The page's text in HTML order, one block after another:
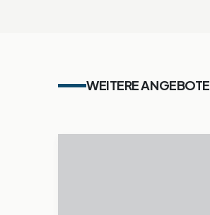
WEITERE ANGEBOTE